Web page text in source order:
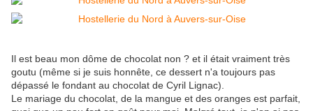
Il est beau mon dôme de chocolat non ? et il était vraiment très
goutu (même si je suis honnête, ce dessert n'a toujours pas
dépassé le fondant au chocolat de Cyril Lignac).
Le mariage du chocolat, de la mangue et des oranges est parfait,